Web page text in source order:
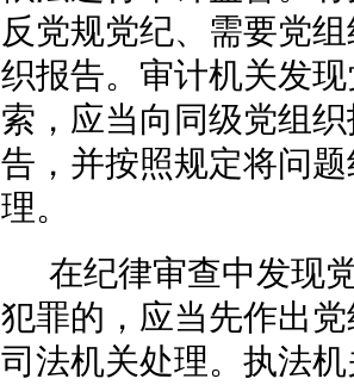
反党规党纪、需要党
织报告。审计机关发
索，应当向同级党组
告，并按照规定将问
理。
在纪律审查中发现
犯罪的，应当先作出
司法机关处理。执法